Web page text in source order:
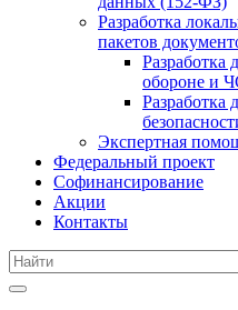
Разработка
пакетов
Разработка
обороне и
Разработка
Экспертная
Федеральный проект
Софинансирование
Акции
Контакты